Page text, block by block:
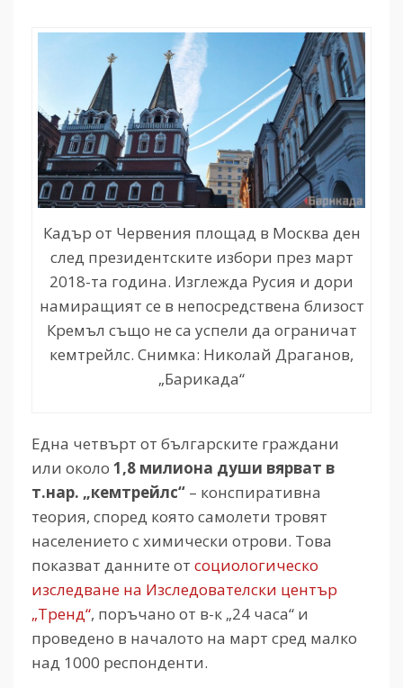
Кадър от Червения площад в Москва ден
след президентските избори през март
2018-та година. Изглежда Русия и дори
намиращият се в непосредствена близост
Кремъл също не са успели да ограничат
кемтрейлс. Снимка: Николай Драганов,
„Барикада“
Една четвърт от българските граждани
или около 1,8 милиона души вярват в
т.нар. „кемтрейлс“ – конспиративна
теория, според която самолети тровят
населението с химически отрови. Това
показват данните от социологическо
изследване на Изследователски център
„Тренд“, поръчано от в-к „24 часа“ и
проведено в началото на март сред малко
над 1000 респонденти.